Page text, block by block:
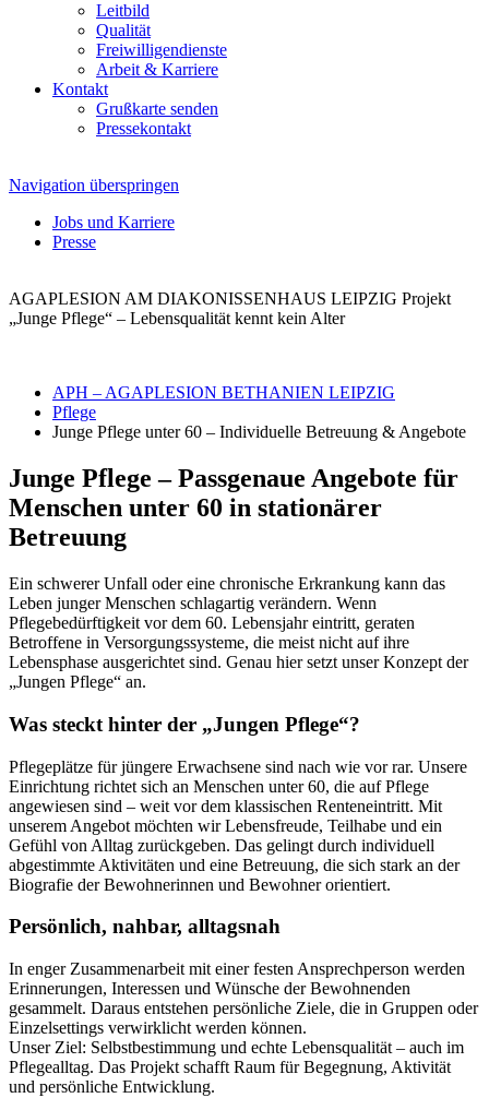
Leitbild
Qualität
Freiwilligendienste
Arbeit & Karriere
Kontakt
Grußkarte senden
Pressekontakt
Navigation überspringen
Jobs und Karriere
Presse
AGAPLESION AM DIAKONISSENHAUS LEIPZIG Projekt
„Junge Pflege“ – Lebensqualität kennt kein Alter
APH – AGAPLESION BETHANIEN LEIPZIG
Pflege
Junge Pflege unter 60 – Individuelle Betreuung & Angebote
Junge Pflege – Passgenaue Angebote für
Menschen unter 60 in stationärer
Betreuung
Ein schwerer Unfall oder eine chronische Erkrankung kann das
Leben junger Menschen schlagartig verändern. Wenn
Pflegebedürftigkeit vor dem 60. Lebensjahr eintritt, geraten
Betroffene in Versorgungssysteme, die meist nicht auf ihre
Lebensphase ausgerichtet sind. Genau hier setzt unser Konzept der
„Jungen Pflege“ an.
Was steckt hinter der „Jungen Pflege“?
Pflegeplätze für jüngere Erwachsene sind nach wie vor rar. Unsere
Einrichtung richtet sich an Menschen unter 60, die auf Pflege
angewiesen sind – weit vor dem klassischen Renteneintritt. Mit
unserem Angebot möchten wir Lebensfreude, Teilhabe und ein
Gefühl von Alltag zurückgeben. Das gelingt durch individuell
abgestimmte Aktivitäten und eine Betreuung, die sich stark an der
Biografie der Bewohnerinnen und Bewohner orientiert.
Persönlich, nahbar, alltagsnah
In enger Zusammenarbeit mit einer festen Ansprechperson werden
Erinnerungen, Interessen und Wünsche der Bewohnenden
gesammelt. Daraus entstehen persönliche Ziele, die in Gruppen oder
Einzelsettings verwirklicht werden können.
Unser Ziel: Selbstbestimmung und echte Lebensqualität – auch im
Pflegealltag. Das Projekt schafft Raum für Begegnung, Aktivität
und persönliche Entwicklung.